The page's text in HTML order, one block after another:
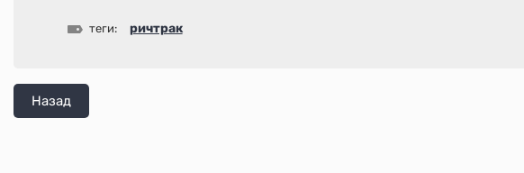
теги: ричтрак
Назад